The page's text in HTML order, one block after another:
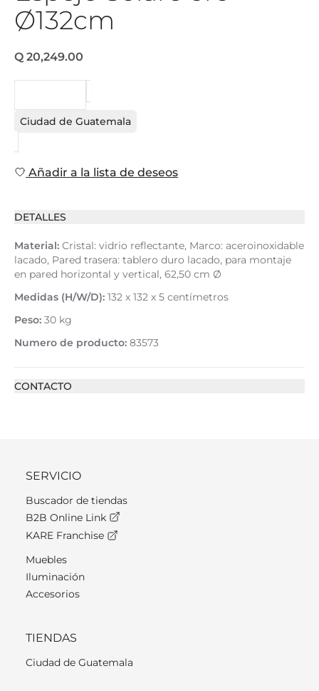
Ø132cm
Q 20,249.00
Ciudad de Guatemala
Añadir a la lista de deseos
DETALLES
Material: Cristal: vidrio reflectante, Marco: aceroinoxidable
lacado, Pared trasera: tablero duro lacado, para montaje
en pared horizontal y vertical, 62,50 cm Ø
Medidas (H/W/D): 132 x 132 x 5 centímetros
Peso: 30 kg
Numero de producto: 83573
CONTACTO
SERVICIO
Buscador de tiendas
B2B Online Link
KARE Franchise
Muebles
Iluminación
Accesorios
TIENDAS
Ciudad de Guatemala